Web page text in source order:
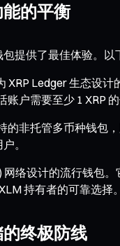
的平衡
提供了最佳体验。以
XRP Ledger 生态设
户需要至少 1 XRP
非托管多币种钱包
。
络设计的流行钱包
持有者的可靠选择。
终极防线